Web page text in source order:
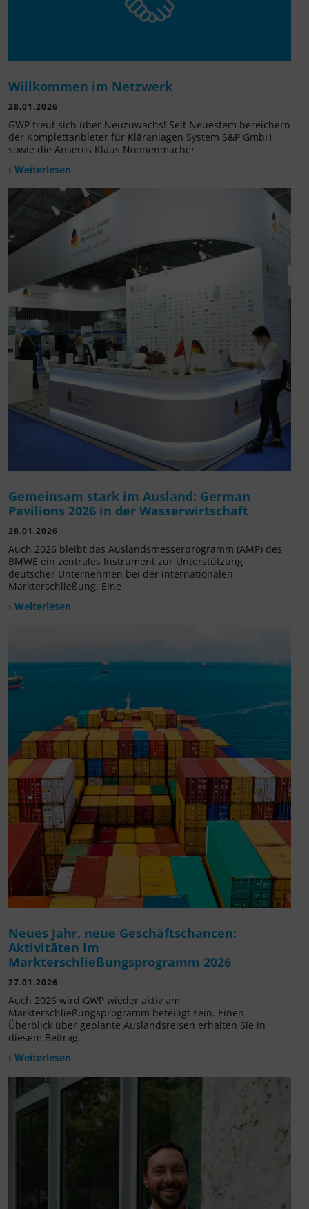
Willkommen im Netzwerk
28.01.2026
GWP freut sich über Neuzuwachs! Seit Neuestem bereichern
der Komplettanbieter für Kläranlagen System S&P GmbH
sowie die Anseros Klaus Nonnenmacher
› Weiterlesen
Gemeinsam stark im Ausland: German
Pavilions 2026 in der Wasserwirtschaft
28.01.2026
Auch 2026 bleibt das Auslandsmesserprogramm (AMP) des
BMWE ein zentrales Instrument zur Unterstützung
deutscher Unternehmen bei der internationalen
Markterschließung. Eine
› Weiterlesen
Neues Jahr, neue Geschäftschancen:
Aktivitäten im
Markterschließungsprogramm 2026
27.01.2026
Auch 2026 wird GWP wieder aktiv am
Markterschließungsprogramm beteiligt sein. Einen
Überblick über geplante Auslandsreisen erhalten Sie in
diesem Beitrag.
› Weiterlesen